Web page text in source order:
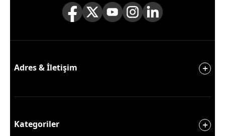
Adres & İletişim
Kategoriler